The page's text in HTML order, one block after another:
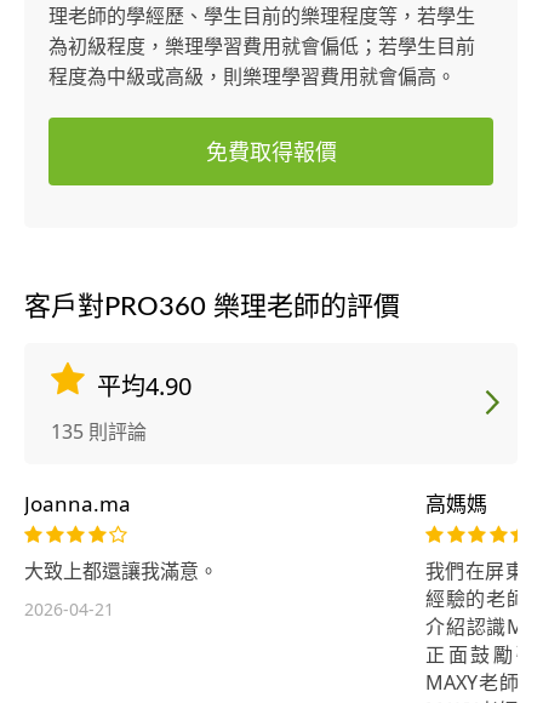
理老師的學經歷、學生目前的樂理程度等，若學生
為初級程度，樂理學習費用就會偏低；若學生目前
程度為中級或高級，則樂理學習費用就會偏高。
免費取得報價
客戶對PRO360 樂理老師的評價
平均4.90
135 則評論
Joanna.ma
大致上都還讓我滿意。
2026-04-21
高媽媽
我們在屏東
經驗的老師
介紹認識
正面鼓勵
MAXY老師